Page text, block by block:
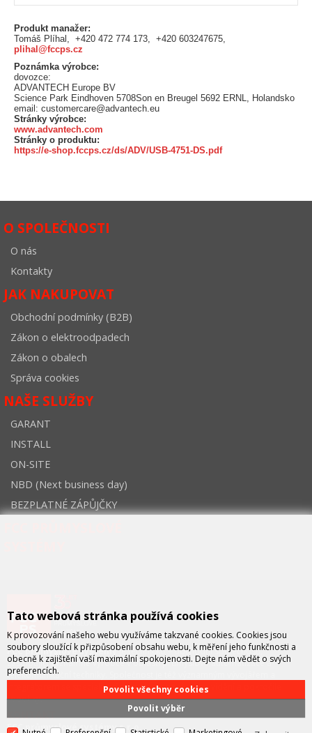
Produkt manažer:
Tomáš Plíhal, +420 472 774 173, +420 603247675,
plihal@fccps.cz
Poznámka výrobce:
dovozce:
ADVANTECH Europe BV
Science Park Eindhoven 5708Son en Breugel 5692 ERNL, Holandsko
email: customercare@advantech.eu
Stránky výrobce:
www.advantech.com
Stránky o produktu:
https://e-shop.fccps.cz/ds/ADV/USB-4751-DS.pdf
O SPOLEČNOSTI
O nás
Kontakty
JAK NAKUPOVAT
Obchodní podmínky (B2B)
Zákon o elektroodpadech
Zákon o obalech
Správa cookies
NAŠE SLUŽBY
GARANT
INSTALL
ON-SITE
NBD (Next business day)
BEZPLATNÉ ZÁPŮJČKY
FCC průmyslové systémyje technicko – obchodní společností,
zastupující významné výrobce v oblasti průmyslové automatizace a
telekomunikační techniky. Společnost je též významným vývojářem a
integrátorem se specializací na systémy strojového vidění a pokročilé
robotiky.
FCC průmyslové systémy s.r.o.
Tato webová stránka používá cookies
K provozování našeho webu využíváme takzvané cookies. Cookies jsou
soubory sloužící k přizpůsobení obsahu webu, k měření jeho funkčnosti a
obecně k zajištění vaší maximální spokojenosti. Dejte nám vědět o svých
preferencích.
Povolit výběr
Povolit všechny cookies